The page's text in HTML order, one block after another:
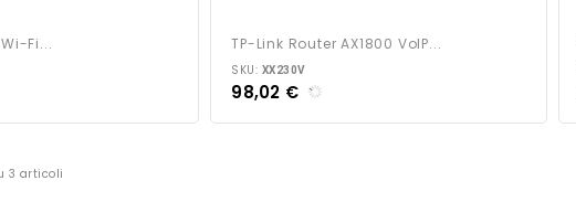
Fi... TP-Link Router AX1800 VoIP...
SKU: XX230V
98,02 €
3 articoli